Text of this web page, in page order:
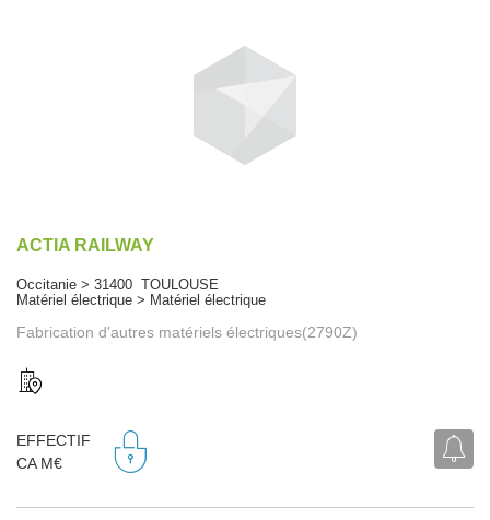
ACTIA RAILWAY
Occitanie > 31400 TOULOUSE
Matériel électrique > Matériel électrique
Fabrication d'autres matériels électriques(2790Z)
EFFECTIF
CA M€